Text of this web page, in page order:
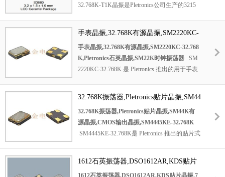
确保时间记录的准确性。其内部电路经过精心
步提升了频率稳定性。
32.768K-T1K晶振是Pletronics公司生产的3215
性,小巧的贴片封装便于安装和集成.广泛应用
于消费类计时产品和工业自动化设备的计时模
块,有助于提升设备计时的准确性和可靠性,是
一款实用的时钟晶振产品.
手表晶振,32.768K有源晶振,SM2220KC-
32.768K,Pletronics石英晶振,SM22K时钟
振荡器
手表晶振,32.768K有源晶振,SM2220KC-32.768
K,Pletronics石英晶振,SM22K时钟振荡器 SM
2220KC-32.768K 是 Pletronics 推出的用于手表
提供精准时钟信号。有源设计简化了电路，石
英材质保证了频率稳定性和抗干扰能力。低功
耗特性延长了手表续航，小巧体积便于在手表
内集成。广泛应用于各类手表，是提升手表计
32.768K振荡器,Pletronics贴片晶振,SM44
K有源晶振,CMOS输出晶振,SM4445KE-
32.768K
32.768K振荡器,Pletronics贴片晶振,SM44K有
源晶振,CMOS输出晶振,SM4445KE-32.768K
SM4445KE-32.768K是 Pletronics 推出的贴片式
设备提供精确时钟基准。有源设计简化电路，
1612石英振荡器,DSO1612AR,KDS贴片
晶振,7FG00003A03,可穿戴设备晶振
1612石英振荡器,DSO1612AR,KDS贴片晶振,7